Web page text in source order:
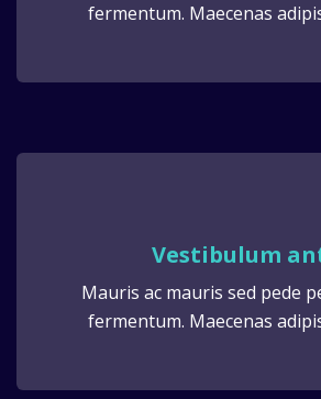
fermentum. Maecenas
Vestibulum
Mauris ac mauris sed pede
fermentum. Maecenas